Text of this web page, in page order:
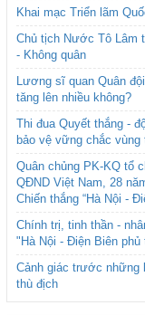
Khai mạc Triển lãm
Chủ tịch Nước Tô Lâm
- Không quân
Lương sĩ quan Quân
tăng lên nhiều không?
Thi đua Quyết thắng -
bảo vệ vững chắc
Quân chủng PK-KQ tổ
QĐND Việt Nam, 28
Chiến thắng “Hà Nội -
Chính trị, tinh thần -
"Hà Nội - Điện Biên phủ
Cảnh giác trước những
thù địch